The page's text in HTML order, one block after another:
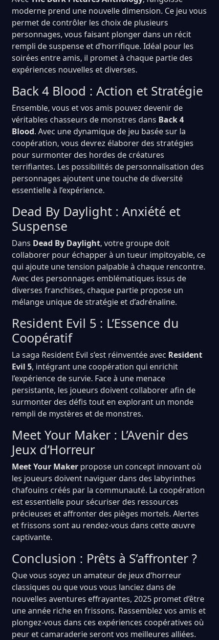
moderne prend une nouvelle dimension. Ce jeu vous
permet de contrôler les choix de plusieurs
personnages, vous faisant plonger dans un récit
rempli de suspense et d’horrifique. Idéal pour les
soirées entre amis, il promet à chaque partie des
expériences nouvelles et diverses.
Back 4 Blood : Action et Stratégie
Ensemble, vous et vos amis pouvez devenir de
véritables chasseurs de monstres dans Back 4
Blood. Avec une dynamique de jeu basée sur la
coopération, vous devrez élaborer des stratégies
pour surmonter des hordes de créatures
terrifiantes. Les possibilités de personnalisation des
personnages ajoutent une touche de diversité
essentielle à l’expérience.
Dead By Daylight : Anxiété et
Suspense
Dans Dead By Daylight, votre groupe doit
collaborer pour échapper à un tueur impitoyable, ce
qui ajoute une tension palpable à chaque rencontre.
Avec des personnages emblématiques issus de
diverses franchises, chaque partie propose un
mélange unique de stratégie et d’adrénaline.
Resident Evil 5 : L’Essence du
Coopératif
La saga Resident Evil s’est réinventée avec Resident
Evil 5, intégrant une coopération qui enrichit
l’expérience de survie. Face à une menace
persistante, les joueurs doivent collaborer afin de
surmonter des défis tout en explorant un monde
rempli de mystères et de monstres.
Meet Your Maker : L’Avenir des
Jeux d’Horreur
Meet Your Maker propose un concept innovant où
les joueurs doivent naviguer dans des labyrinthes
chafouins créés par la communauté. La coopération
est essentielle pour sécuriser des ressources
précieuses et affronter des pièges mortels. Alertes
et frissons sont au rendez-vous dans cette œuvre
captivante.
Conclusion : Prêts à S’affronter ?
Que vous soyez un amateur de jeux d’horreur
classiques ou que vous vous lanciez dans de
nouvelles aventures effrayantes, 2025 promet d’être
une année riche en frissons. Rassemblez vos amis et
plongez-vous dans ces expériences coopératives où
peur et camaraderie seront vos meilleures alliées.